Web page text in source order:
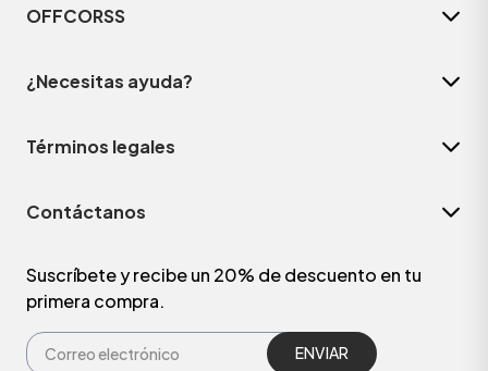
OFFCORSS
¿Necesitas ayuda?
Términos legales
Contáctanos
Suscríbete y recibe un 20% de descuento en tu
primera compra.
ENVIAR